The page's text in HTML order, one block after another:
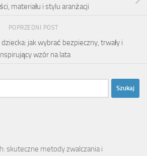
materiału i stylu aranżacji
POPRZEDNI POST
jak wybrać bezpieczny, trwały i
wzór na lata
skuteczne metody zwalczania i